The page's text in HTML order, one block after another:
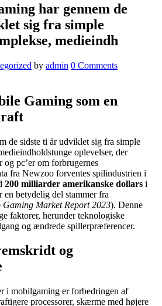
har gennem de
sig fra simple
medieindh
by admin 0 Comments
Gaming som en
de sidste ti år udviklet sig fra simple
oplevelser, der
pc’er om forbrugernes
fra Newzoo forventes spilindustrien i
200 milliarder amerikanske dollars i
betydelig del stammer fra
Gaming Market Report 2023). Denne
faktorer, herunder teknologiske
og ændrede spillerpræferencer.
og
i mobilgaming er forbedringen af
processorer, skærme med højere